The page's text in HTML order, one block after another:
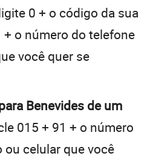
0 + o código da sua
+ o número do telefone
você quer se
Benevides de um
015 + 91 + o número
ou celular que você